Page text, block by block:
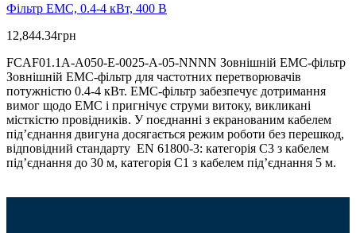
Фільтр ЕМС, 0.4-4 кВт, 400 В
12,844.34грн
FCAF01.1A-A050-E-0025-A-05-NNNN Зовнішній ЕМС-фільтр
Зовнішній ЕМС-фільтр для частотних перетворювачів
потужністю 0.4-4 кВт. ЕМС-фільтр забезпечує дотримання
вимог щодо ЕМС і пригнічує струми витоку, викликані
місткістю провідників. У поєднанні з екранованим кабелем
під’єднання двигуна досягається режим роботи без перешкод,
відповідний стандарту EN 61800-3: категорія C3 з кабелем
під’єднання до 30 м, категорія С1 з кабелем під’єднання 5 м.